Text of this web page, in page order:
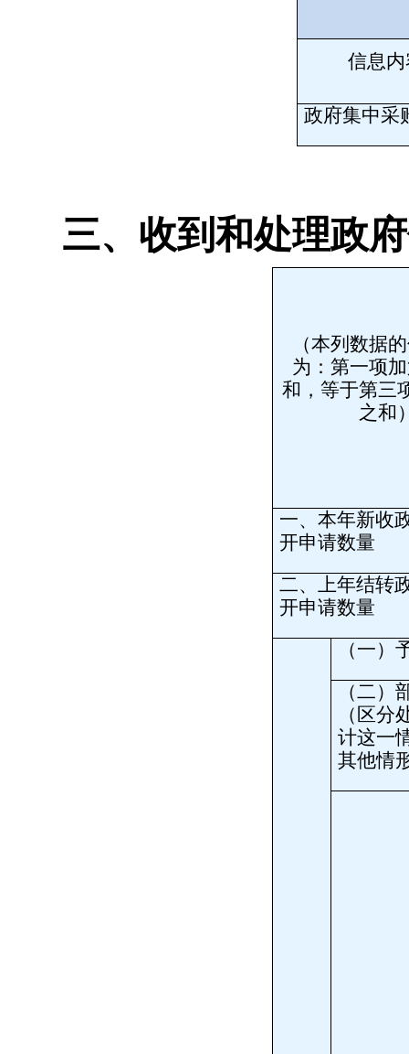
信息
政府集中采
三、收到和处理政
（本列数据
为：第一项
和，等于第三
之和
一、本年新收
开申请数量
二、上年结转
开申请数量
（一）
（二）
（区分
计这一
其他情